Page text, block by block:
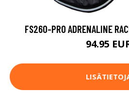
FS260-PRO ADRENALINE
94.95